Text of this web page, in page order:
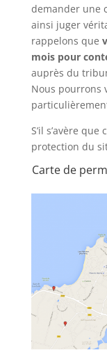
demander une
ainsi juger
rappelons que
mois pour
auprès du
Nous pourrons
S’il s’avère
protection du
Carte de